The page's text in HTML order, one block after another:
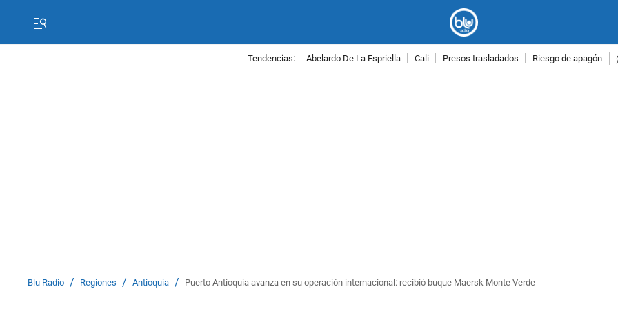
Tendencias: Abelardo De La Espriella Cali Presos trasladados Riesgo de apagón
Blu Radio / Regiones / Antioquia / Puerto Antioquia avanza en su operación internacional: recibió buque Maersk Monte Verde